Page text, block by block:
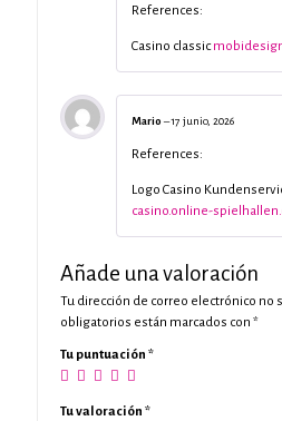
References:
Casino classic
Mario –17 junio, 2026
References:
Logo Casino
casino.online-
Añade una valoración
Tu dirección de correo electrónico no
obligatorios están marcados con *
Tu puntuación *
Tu valoración *